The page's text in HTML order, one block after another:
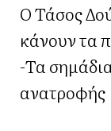
Ο Τάσος
κάνουν τα
-Τα
ανατροφής